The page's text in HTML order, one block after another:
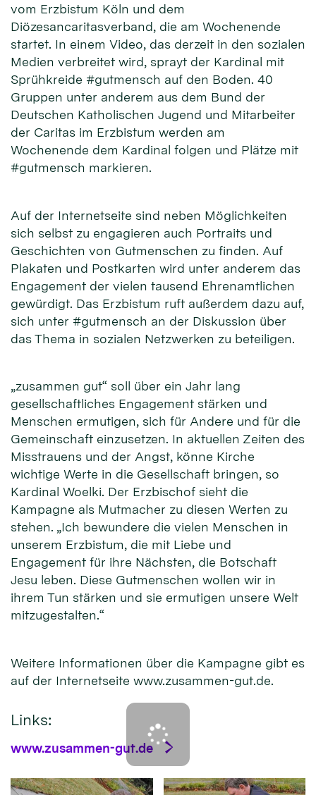
vom Erzbistum Köln und dem
Diözesancaritasverband, die am Wochenende
startet. In einem Video, das derzeit in den sozialen
Medien verbreitet wird, sprayt der Kardinal mit
Sprühkreide #gutmensch auf den Boden. 40
Gruppen unter anderem aus dem Bund der
Deutschen Katholischen Jugend und Mitarbeiter
der Caritas im Erzbistum werden am
Wochenende dem Kardinal folgen und Plätze mit
#gutmensch markieren.
Auf der Internetseite sind neben Möglichkeiten
sich selbst zu engagieren auch Portraits und
Geschichten von Gutmenschen zu finden. Auf
Plakaten und Postkarten wird unter anderem das
Engagement der vielen tausend Ehrenamtlichen
gewürdigt. Das Erzbistum ruft außerdem dazu auf,
sich unter #gutmensch an der Diskussion über
das Thema in sozialen Netzwerken zu beteiligen.
„zusammen gut“ soll über ein Jahr lang
gesellschaftliches Engagement stärken und
Menschen ermutigen, sich für Andere und für die
Gemeinschaft einzusetzen. In aktuellen Zeiten des
Misstrauens und der Angst, könne Kirche
wichtige Werte in die Gesellschaft bringen, so
Kardinal Woelki. Der Erzbischof sieht die
Kampagne als Mutmacher zu diesen Werten zu
stehen. „Ich bewundere die vielen Menschen in
unserem Erzbistum, die mit Liebe und
Engagement für ihre Nächsten, die Botschaft
Jesu leben. Diese Gutmenschen wollen wir in
ihrem Tun stärken und sie ermutigen unsere Welt
mitzugestalten.“
Weitere Informationen über die Kampagne gibt es
auf der Internetseite www.zusammen-gut.de.
Links:
www.zusammen-gut.de